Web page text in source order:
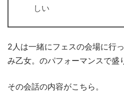
しい
2人は一緒にフェスの会場に行
み乙女。のパフォーマンスで盛
その会話の内容がこちら。